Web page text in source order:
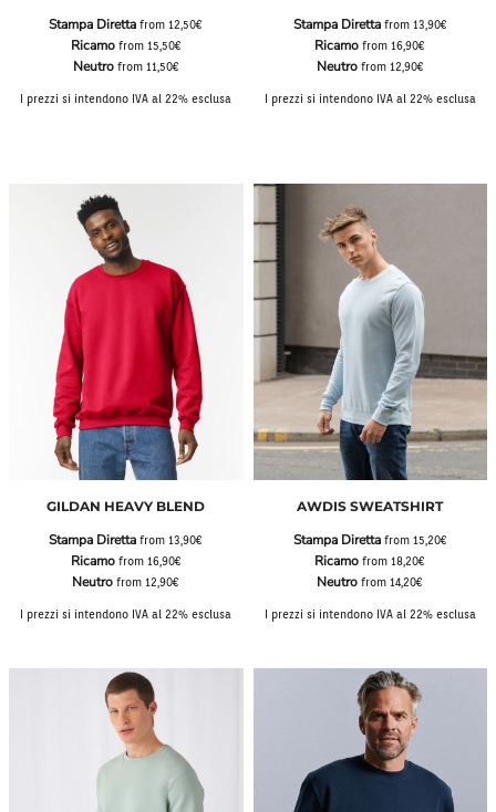
Stampa Diretta from12,50€
Ricamofrom 15,50€
Neutrofrom 11,50€
I prezzi si intendono IVA al 22% esclusa
Stampa Direttafrom 13,90€
Ricamo from16,90€
Neutrofrom 12,90€
I prezzi si intendono IVA al 22% esclusa
GILDAN HEAVY BLEND
Stampa Diretta from13,90€
Ricamofrom 16,90€
Neutro from12,90€
I prezzi si intendono IVA al 22% esclusa
AWDIS SWEATSHIRT
Stampa Direttafrom 15,20€
Ricamo from18,20€
Neutro from14,20€
I prezzi si intendono IVA al 22% esclusa